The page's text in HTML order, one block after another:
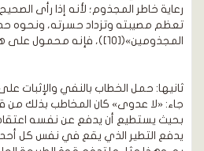
رعاية خاطر المجذوم؛ لأنه إذا رأى
تعظم مصيبته وتزداد حسرته، ونحوه
المجذومين»([10])، فإنه محمول على هذا المعنى.
ثانيها: حمل الخطاب بالنفي والإثبات
جاء: «لا عدوى» كان المخاطب بذلك
بحيث يستطيع أن يدفع عن نفسه
يدفع التطير الذي يقع في نفس كل أحد،